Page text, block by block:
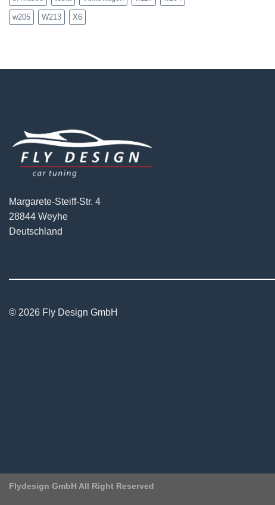
w205 W213 X6
Margarete-Steiff-Str. 4
28844 Weyhe
Deutschland
© 2026 Fly Design GmbH
Flydesign GmbH All Right Reserved